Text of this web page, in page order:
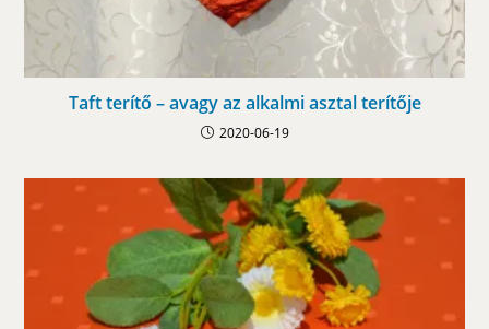
Taft terítő – avagy az alkalmi asztal terítője
2020-06-19